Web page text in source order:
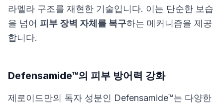
라멜라 구조를 재현한 기술입니다. 이는 단순한 보습
을 넘어 피부 장벽 자체를 복구하는 메커니즘을 제공
합니다.
Defensamide™의 피부 방어력 강화
제로이드만의 독자 성분인 Defensamide™는 다양한